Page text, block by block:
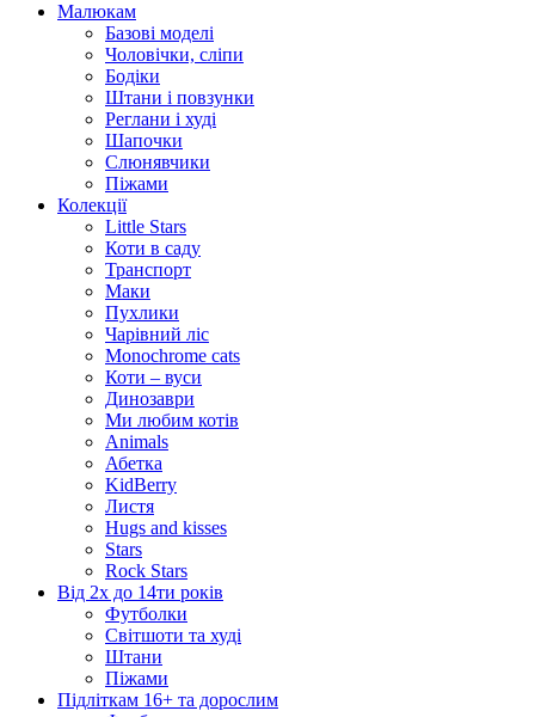
Малюкам
Базові моделі
Чоловічки, сліпи
Бодіки
Штани і повзунки
Реглани і худі
Шапочки
Слюнявчики
Піжами
Колекції
Little Stars
Коти в саду
Транспорт
Маки
Пухлики
Чарівний ліс
Monochrome cats
Коти – вуси
Динозаври
Ми любим котів
Animals
Абетка
KidBerry
Листя
Hugs and kisses
Stars
Rock Stars
Від 2х до 14ти років
Футболки
Світшоти та худі
Штани
Піжами
Підліткам 16+ та дорослим